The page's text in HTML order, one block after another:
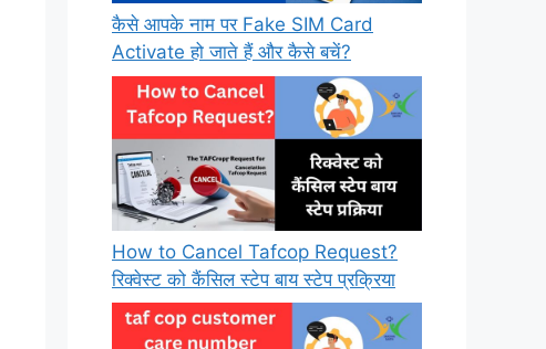
कैसे आपके नाम पर Fake SIM Card
Activate हो जाते हैं और कैसे बचें?
How to Cancel Tafcop Request?
रिक्वेस्ट को कैंसिल स्टेप बाय स्टेप प्रक्रिया